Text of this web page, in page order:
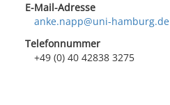
E-Mail-Adresse
anke.napp@uni-hamburg.de
Telefonnummer
+49 (0) 40 42838 3275